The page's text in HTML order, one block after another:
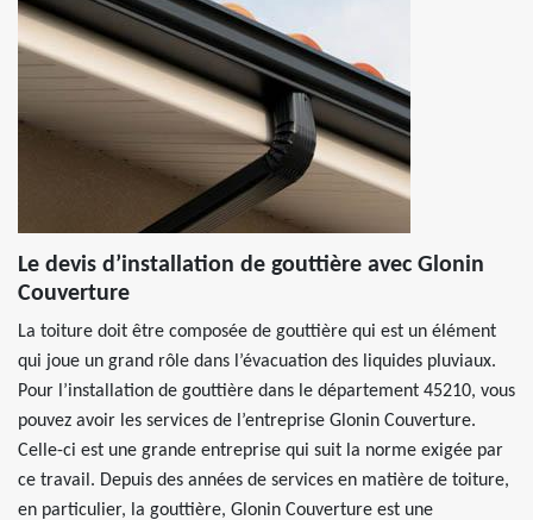
Le devis d’installation de gouttière avec Glonin
Couverture
La toiture doit être composée de gouttière qui est un élément
qui joue un grand rôle dans l’évacuation des liquides pluviaux.
Pour l’installation de gouttière dans le département 45210, vous
pouvez avoir les services de l’entreprise Glonin Couverture.
Celle-ci est une grande entreprise qui suit la norme exigée par
ce travail. Depuis des années de services en matière de toiture,
en particulier, la gouttière, Glonin Couverture est une